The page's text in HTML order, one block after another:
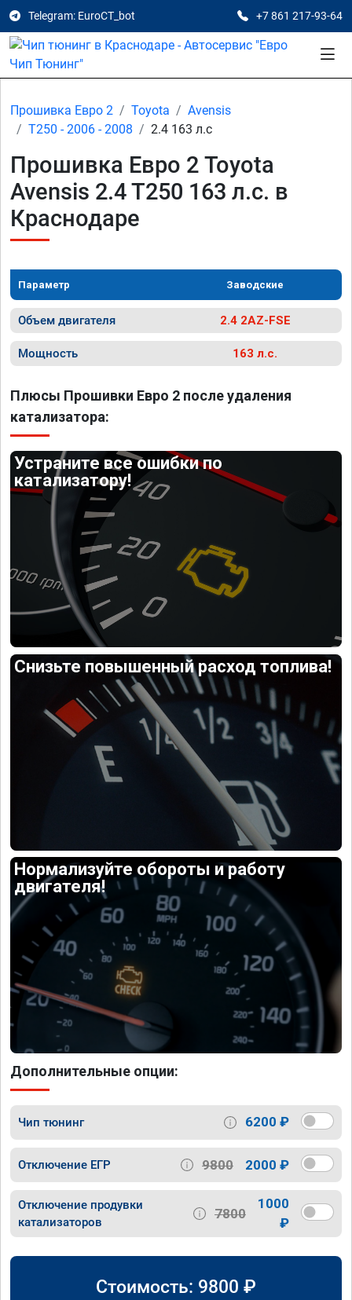
Telegram: EuroCT_bot +7 861 217-93-64
Прошивка Евро 2 Toyota
Avensis
T250 - 2006 - 2008
2.4 163 л.с
Прошивка Евро 2 Toyota
Avensis 2.4 T250 163 л.с. в
Краснодаре
Параметр Заводские
Объем двигателя 2.4 2AZ-FSE
Мощность 163 л.с.
Плюсы Прошивки Евро 2 после удаления
катализатора:
Устраните все ошибки по
катализатору!
Снизьте повышенный расход топлива!
Нормализуйте обороты и работу
двигателя!
Дополнительные опции:
Чип тюнинг 6200 ₽
Отключение ЕГР 9800 2000 ₽
Отключение продувки
катализаторов
7800
1000
₽
Стоимость: 9800 ₽